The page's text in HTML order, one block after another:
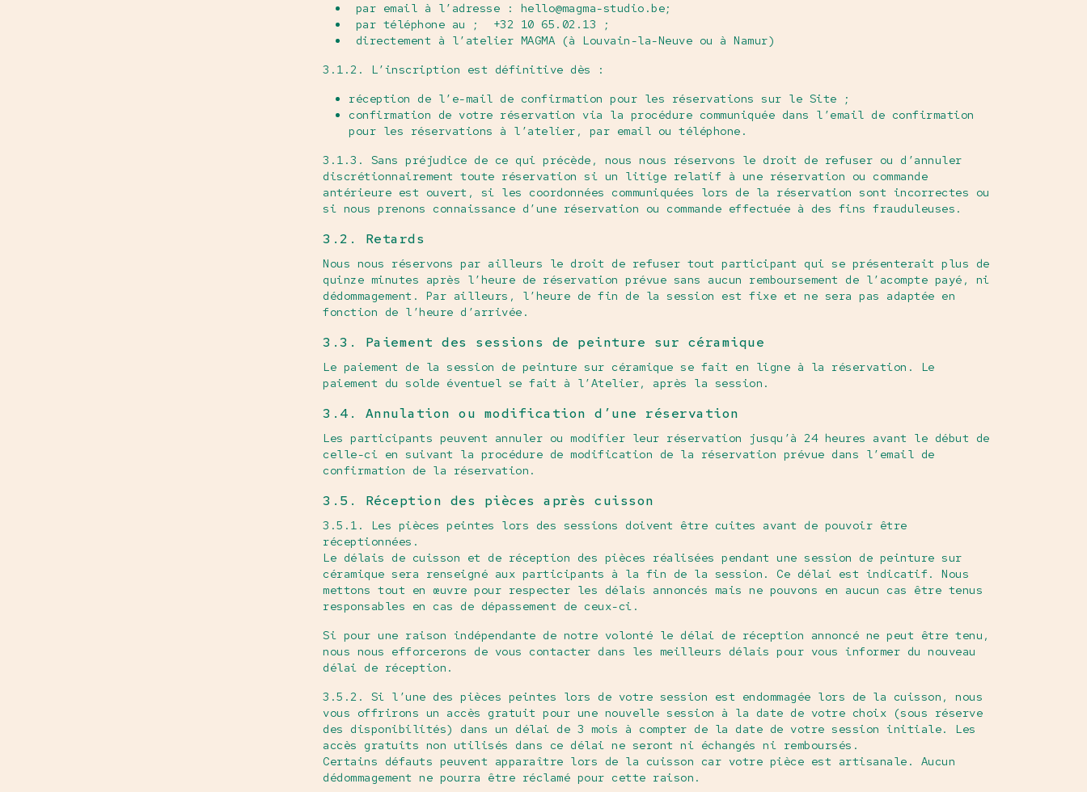
­ par email à l’adresse : hello@magma-studio.be;
­ par téléphone au ; +32 10 65.02.13 ;
­ directement à l’atelier MAGMA (à Louvain-la-Neuve ou à Namur)
3.1.2. L’inscription est définitive dès :
réception de l’e-mail de confirmation pour les réservations sur le Site ;
confirmation de votre réservation via la procédure communiquée dans l’email de confirmation
pour les réservations à l’atelier, par email ou téléphone.
3.1.3. Sans préjudice de ce qui précède, nous nous réservons le droit de refuser ou d’annuler
discrétionnairement toute réservation si un litige relatif à une réservation ou commande
antérieure est ouvert, si les coordonnées communiquées lors de la réservation sont incorrectes ou
si nous prenons connaissance d’une réservation ou commande effectuée à des fins frauduleuses.
3.2. Retards
Nous nous réservons par ailleurs le droit de refuser tout participant qui se présenterait plus de
quinze minutes après l’heure de réservation prévue sans aucun remboursement de l’acompte payé, ni
dédommagement. Par ailleurs, l’heure de fin de la session est fixe et ne sera pas adaptée en
fonction de l’heure d’arrivée.
3.3. Paiement des sessions de peinture sur céramique
Le paiement de la session de peinture sur céramique se fait en ligne à la réservation. Le
paiement du solde éventuel se fait à l’Atelier, après la session.
3.4. Annulation ou modification d’une réservation
Les participants peuvent annuler ou modifier leur réservation jusqu’à 24 heures avant le début de
celle-ci en suivant la procédure de modification de la réservation prévue dans l’email de
confirmation de la réservation.
3.5. Réception des pièces après cuisson
3.5.1. Les pièces peintes lors des sessions doivent être cuites avant de pouvoir être
réceptionnées.
Le délais de cuisson et de réception des pièces réalisées pendant une session de peinture sur
céramique sera renseigné aux participants à la fin de la session. Ce délai est indicatif. Nous
mettons tout en œuvre pour respecter les délais annoncés mais ne pouvons en aucun cas être tenus
responsables en cas de dépassement de ceux-ci.
Si pour une raison indépendante de notre volonté le délai de réception annoncé ne peut être tenu,
nous nous efforcerons de vous contacter dans les meilleurs délais pour vous informer du nouveau
délai de réception.
3.5.2. Si l’une des pièces peintes lors de votre session est endommagée lors de la cuisson, nous
vous offrirons un accès gratuit pour une nouvelle session à la date de votre choix (sous réserve
des disponibilités) dans un délai de 3 mois à compter de la date de votre session initiale. Les
accès gratuits non utilisés dans ce délai ne seront ni échangés ni remboursés.
Certains défauts peuvent apparaître lors de la cuisson car votre pièce est artisanale. Aucun
dédommagement ne pourra être réclamé pour cette raison.